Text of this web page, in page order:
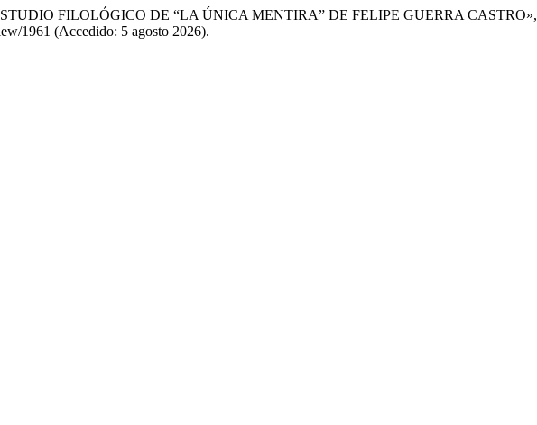
FILOLÓGICO DE “LA ÚNICA MENTIRA” DE FELIPE GUERRA CASTRO»,
1961 (Accedido: 5 agosto 2026).